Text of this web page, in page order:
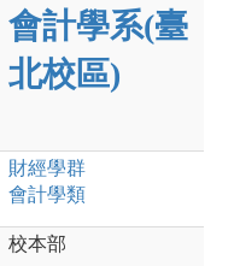
會計學系(臺
北校區)
財經學群
會計學類
校本部